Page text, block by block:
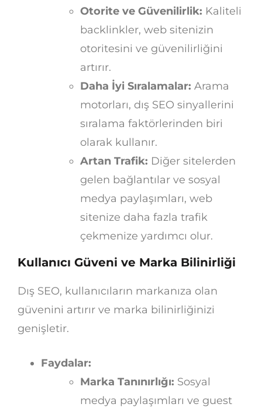
Otorite ve Güvenilirlik: Kaliteli
backlinkler, web sitenizin
otoritesini ve güvenilirliğini
artırır.
Daha İyi Sıralamalar: Arama
motorları, dış SEO sinyallerini
sıralama faktörlerinden biri
olarak kullanır.
Artan Trafik: Diğer sitelerden
gelen bağlantılar ve sosyal
medya paylaşımları, web
sitenize daha fazla trafik
çekmenize yardımcı olur.
Kullanıcı Güveni ve Marka Bilinirliği
Dış SEO, kullanıcıların markanıza olan
güvenini artırır ve marka bilinirliğinizi
genişletir.
Faydalar:
Marka Tanınırlığı: Sosyal
medya paylaşımları ve guest